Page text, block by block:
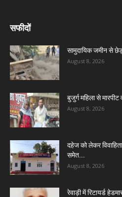
सफीदों
सामुदायिक जमीन से
August 8, 2026
बुजुर्ग महिला से
August 8, 2026
दहेज को लेकर
समेत...
August 8, 2026
रेवाड़ी में रिटायर्ड